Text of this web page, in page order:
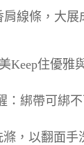
肩線條，大展
Keep住優雅
：綁帶可綁
，以翻面手